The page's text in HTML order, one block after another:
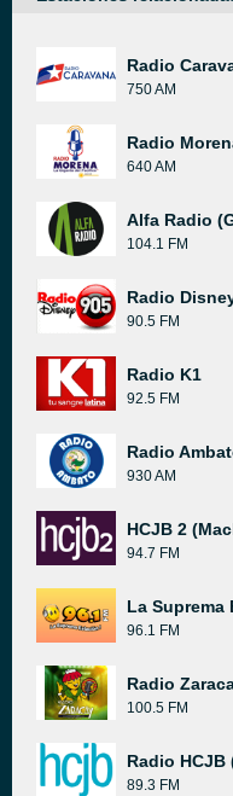
Radio
750 AM
Radio
640 AM
Alfa Radio
104.1 FM
Radio
90.5 FM
Radio K1
92.5 FM
Radio
930 AM
HCJB 2
94.7 FM
La Suprema
96.1 FM
Radio
100.5 FM
Radio HCJB
89.3 FM